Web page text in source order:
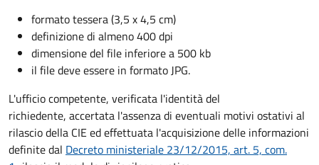
formato tessera (3,5 x 4,5 cm)
definizione di almeno 400 dpi
dimensione del file inferiore a 500 kb
il file deve essere in formato JPG.
L'ufficio competente, verificata l'identità del
richiedente, accertata l'assenza di eventuali motivi ostativi al
rilascio della CIE ed effettuata l'acquisizione delle informazioni
definite dal Decreto ministeriale 23/12/2015, art. 5, com.